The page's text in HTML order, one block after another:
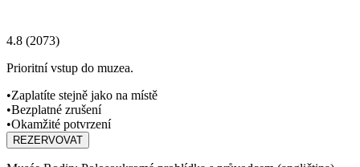
4.8 (2073)
Prioritní vstup do muzea.
•Zaplatíte stejně jako na místě
•Bezplatné zrušení
•Okamžité potvrzení
REZERVOVAT